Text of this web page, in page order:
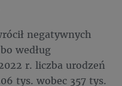
negatywnych
według
r. liczba urodzeń
tys. wobec 357 tys.